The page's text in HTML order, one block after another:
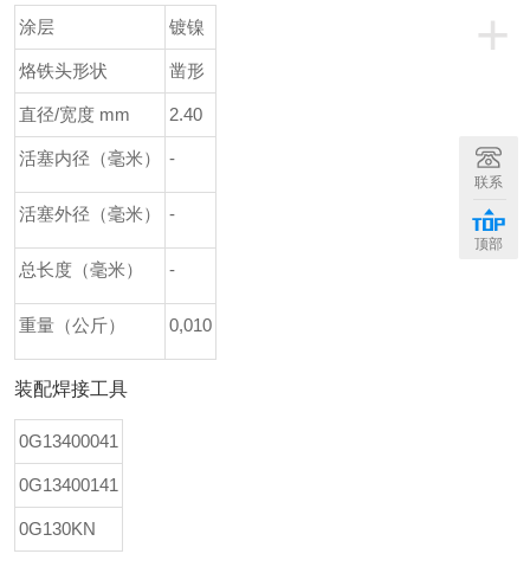
+
涂层 镀镍
烙铁头形状 凿形
直径/宽度 mm 2.40
活塞内径（毫米） -
活塞外径（毫米） -
总长度（毫米） -
重量（公斤） 0,010
装配焊接工具
0G13400041
0G13400141
0G130KN
联系
顶部